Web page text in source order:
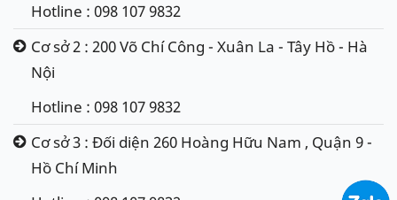
Hotline : 098 107 9832
Cơ sở 2 : 200 Võ Chí Công - Xuân La - Tây Hồ - Hà
Nội
Hotline : 098 107 9832
Cơ sở 3 : Đối diện 260 Hoàng Hữu Nam , Quận 9 -
Hồ Chí Minh